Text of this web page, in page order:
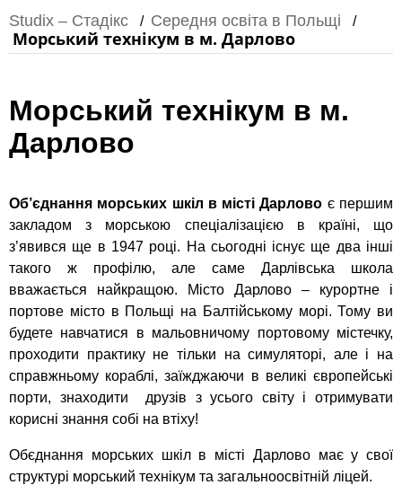
Studix – Стадікс / Середня освіта в Польщі /
Морський технікум в м. Дарлово
Морський технікум в м.
Дарлово
Об’єднання морських шкіл в місті Дарлово є першим
закладом з морською спеціалізацією в країні, що
з’явився ще в 1947 році. На сьогодні існує ще два інші
такого ж профілю, але саме Дарлівська школа
вважається найкращою. Місто Дарлово – курортне і
портове місто в Польщі на Балтійському морі. Тому ви
будете навчатися в мальовничому портовому містечку,
проходити практику не тільки на симуляторі, але і на
справжньому кораблі, заїжджаючи в великі європейські
порти, знаходити друзів з усього світу і отримувати
корисні знання собі на втіху!
Обєднання морських шкіл в місті Дарлово має у свої
структурі морський технікум та загальноосвітній ліцей.